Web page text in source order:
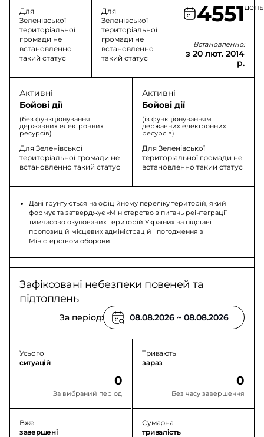
Для
Зеленівської
територіальної
громади не
встановленно
такий статус
Для
Зеленівської
територіальної
громади не
встановленно
такий статус
4551день
Встановленно:
з 20 лют. 2014
р.
Активні
Бойові дії
(без функціонування
державних електронних
ресурсів)
Для Зеленівської
територіальної громади не
встановленно такий статус
Активні
Бойові дії
(із функціонуванням
державних електронних
ресурсів)
Для Зеленівської
територіальної громади не
встановленно такий статус
Дані ґрунтуються на офіційному переліку територій, який
формує та затверджує «Міністерство з питань реінтеграції
тимчасово окупованих територій України» на підставі
пропозицій місцевих адміністрацій і погодження з
Міністерством оборони.
Зафіксовані небезпеки повеней та
підтоплень
За період:
Усього
ситуацій
0
За вибраний період
Тривають
зараз
0
Без часу завершення
Вже
завершені
Сумарна
тривалість